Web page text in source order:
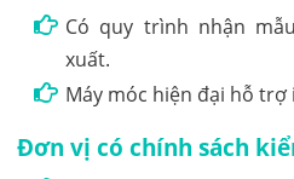
Có quy trình nhận
xuất.
Máy móc hiện đại hỗ
Đơn vị có chính sách